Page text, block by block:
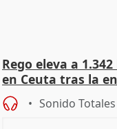
Rego eleva a
en Ceuta tras la
Sonido Totales